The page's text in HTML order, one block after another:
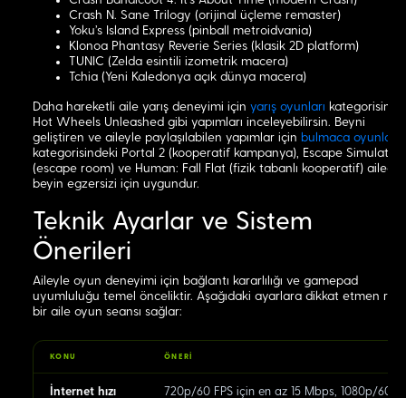
Crash N. Sane Trilogy (orijinal üçleme remaster)
Yoku's Island Express (pinball metroidvania)
Klonoa Phantasy Reverie Series (klasik 2D platform)
TUNIC (Zelda esintili izometrik macera)
Tchia (Yeni Kaledonya açık dünya macera)
Daha hareketli aile yarış deneyimi için yarış oyunları
Hot Wheels Unleashed gibi yapımları inceleyebilirsin. Beyni
geliştiren ve aileyle paylaşılabilen yapımlar için bulmaca oyunları
kategorisindeki Portal 2 (kooperatif kampanya), Escape Simulator
(escape room) ve Human: Fall Flat (fizik tabanlı kooperatif) ailecek
beyin egzersizi için uygundur.
Teknik Ayarlar ve Sistem
Önerileri
Aileyle oyun deneyimi için bağlantı kararlılığı ve gamepad
uyumluluğu temel önceliktir. Aşağıdaki ayarlara dikkat etmen
bir aile oyun seansı sağlar:
KONU ÖNERI
İnternet hızı
720p/60 FPS için en az 15 Mbps, 1080p/60